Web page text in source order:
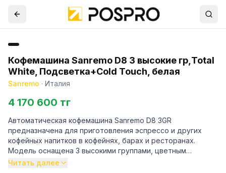
Кофемашина Sanremo D8 3 высокие гр,Total
White, Подсветка+Cold Touch, белая
Sanremo · Италия
4 170 600 тг
Автоматическая кофемашина Sanremo D8 3GR
предназначена для приготовления эспрессо и других
кофейных напитков в кофейнях, барах и ресторанах.
Модель оснащена 3 высокими группами, цветным
дисплеем, подсветкой, 2 паровыми кранами Cold Touch,
Читать далее